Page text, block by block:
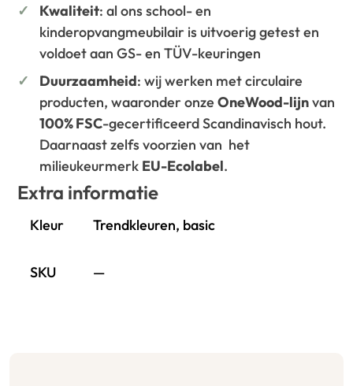
Kwaliteit: al ons school- en
kinderopvangmeubilair is uitvoerig getest en
voldoet aan GS- en TÜV-keuringen
Duurzaamheid: wij werken met circulaire
producten, waaronder onzeOneWood-lijnvan
100% FSC-gecertificeerd Scandinavisch hout.
Daarnaast zelfs voorzien van het
milieukeurmerk EU-Ecolabel.
Extra informatie
Kleur Trendkleuren, basic
SKU —